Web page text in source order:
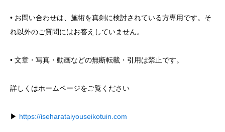
• お問い合わせは、施術を真剣に検討されている方専用です。そ
れ以外のご質問にはお答えしていません。
• 文章・写真・動画などの無断転載・引用は禁止です。
詳しくはホームページをご覧ください
▶ https://iseharataiyouseikotuin.com